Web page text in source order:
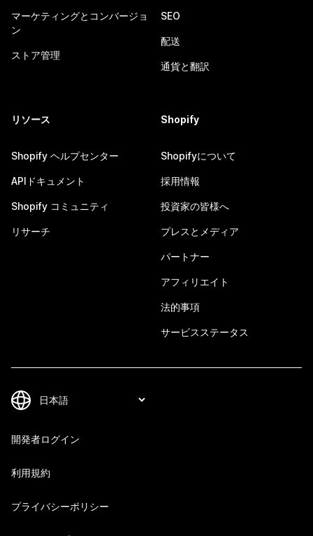
マーケティングとコンバージョ
ン
ストア管理
SEO
配送
通貨と翻訳
リソース
Shopify ヘルプセンター
APIドキュメント
Shopify コミュニティ
リサーチ
Shopify
Shopifyについて
採用情報
投資家の皆様へ
プレスとメディア
パートナー
アフィリエイト
法的事項
サービスステータス
開発者ログイン
利用規約
プライバシーポリシー